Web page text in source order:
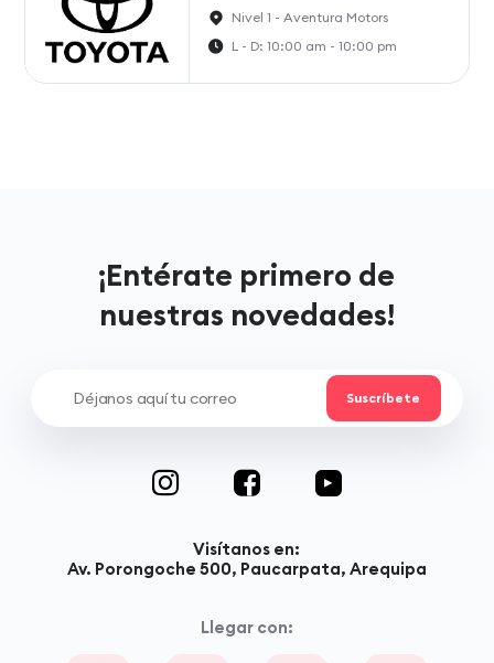
Nivel 1 - Aventura Motors
L - D: 10:00 am - 10:00 pm
¡Entérate primero de
nuestras novedades!
Visítanos en:
Av. Porongoche 500, Paucarpata, Arequipa
Llegar con: